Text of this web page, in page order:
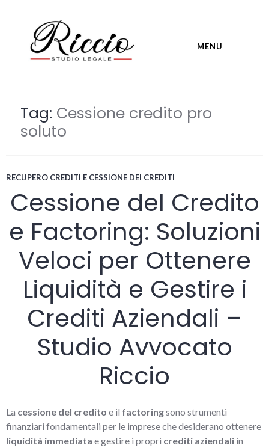
content
MENU
Tag: Cessione credito pro
soluto
RECUPERO CREDITI E CESSIONE DEI CREDITI
Cessione del Credito
e Factoring: Soluzioni
Veloci per Ottenere
Liquidità e Gestire i
Crediti Aziendali –
Studio Avvocato
Riccio
La cessione del credito e il factoringsono strumenti
finanziari fondamentali per le imprese che desiderano ottenere
liquidità immediata e gestire i propri crediti aziendali in